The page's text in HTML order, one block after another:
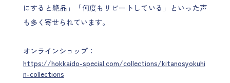
にすると絶品」「何度もリピートしている」といった声
も多く寄せられています。
オンラインショップ：
https://hokkaido-special.com/collections/kitanosyokuhi
n-collections